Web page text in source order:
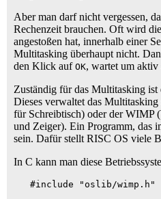
Aber man darf nicht vergessen,
Rechenzeit brauchen. Oft wird
angestoßen hat, innerhalb einer
Multitasking überhaupt nicht.
den Klick auf OK, wartet um aktiv
Zuständig für das Multitasking
Dieses verwaltet das
für Schreibtisch) oder der WIMP
und Zeiger). Ein Programm, das
sein. Dafür stellt RISC OS viele
In C kann man diese
   #include "oslib/wimp.h"